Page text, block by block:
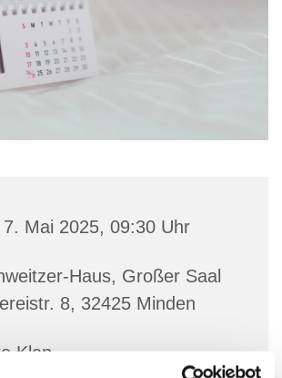
Mai 2025, 09:30 Uhr
Haus, Großer Saal
8, 32425 Minden
Klan